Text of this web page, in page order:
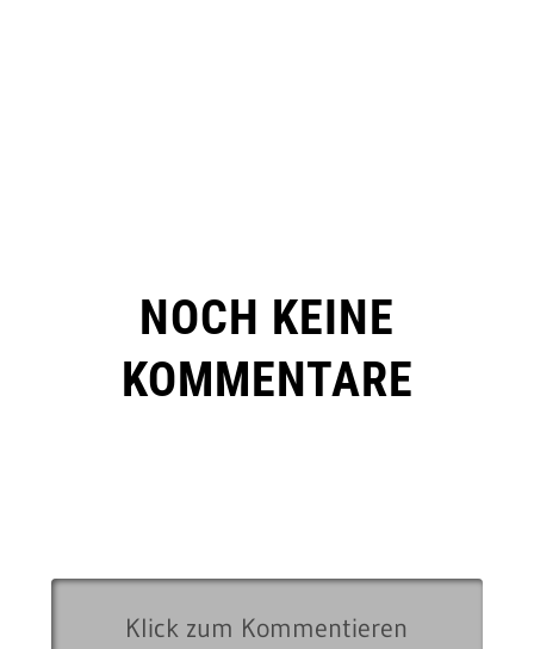
NOCH KEINE
KOMMENTARE